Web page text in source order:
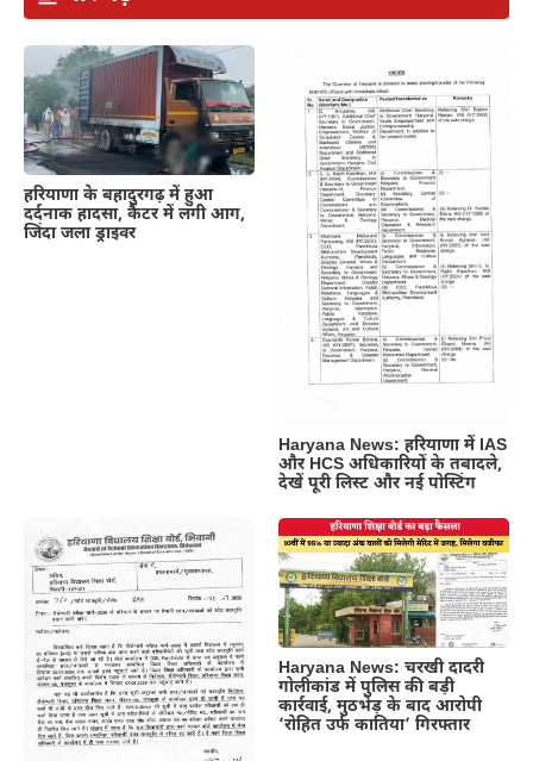
हरियाणा के बहादुरगढ़ में हुआ
दर्दनाक हादसा, कैंटर में लगी आग,
जिंदा जला ड्राइवर
Haryana News: हरियाणा में IAS
और HCS अधिकारियों के तबादले,
देखें पूरी लिस्ट और नई पोस्टिंग
Haryana News: चरखी दादरी
गोलीकांड में पुलिस की बड़ी
कार्रवाई, मुठभेड़ के बाद आरोपी
‘रोहित उर्फ कातिया’ गिरफ्तार